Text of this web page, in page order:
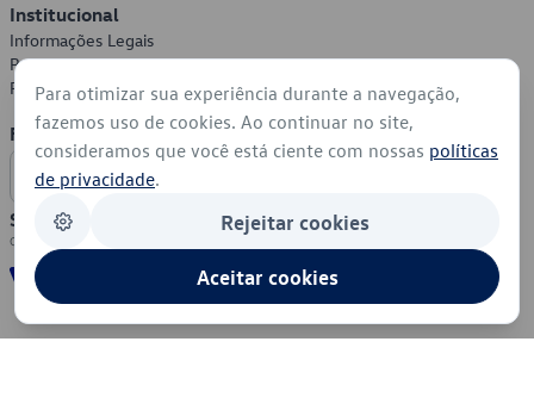
Institucional
Informações Legais
Política de Privacidade
Política de Cookies
Formas de Pagamento
Segurança
Para otimizar sua experiência durante a navegação,
fazemos uso de cookies. Ao continuar no site,
consideramos que você está ciente com nossas políticas
de privacidade.
Rejeitar cookies
Aceitar cookies